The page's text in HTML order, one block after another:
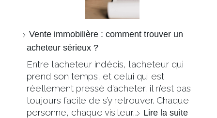
Vente immobilière : comment trouver un
acheteur sérieux ?
Entre l’acheteur indécis, l’acheteur qui
prend son temps, et celui qui est
réellement pressé d’acheter, il n’est pas
toujours facile de s’y retrouver. Chaque
personne, chaque visiteur,… Lire la suite